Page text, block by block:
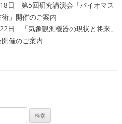
日 第5回研究講演会「バイオマス
」開催のご案内
日 「気象観測機器の現状と将来」
催のご案内